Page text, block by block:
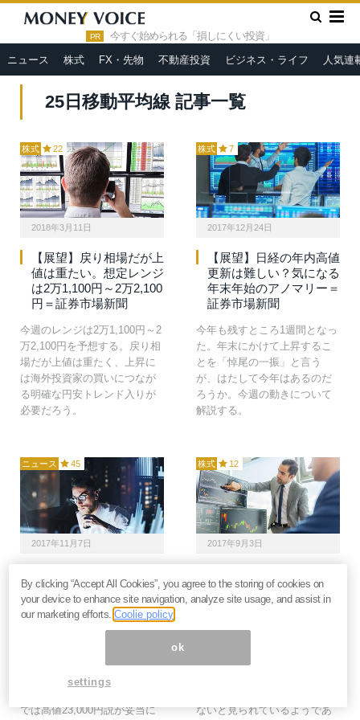
PR 今すぐ始められる「損しにくい投資」
ニュース 株式 FX・先物 不動産投資 ビジネス・ライフ 人気連
HOME » 25日移動平均線
25日移動平均線 記事一覧
株式 22
2018年3月11日
【展望】戻り相場だが上
値は重たい。想定レンジ
は2万1,100円～2万2,100
円＝証券市場新聞
今週のレンジは2万1,100円～2
万2,100円を予想する。戻り相
場だが上値は重たく、上昇に
は海外投資家の買いにつなが
る明確な円安トレンド入りが
必要だろう。
株式 7
2017年12月24日
【展望】日経の年内高値
更新は難しい？気になる
年末年始のアノマリー＝
証券市場新聞
今年も残すところ1週間となっ
た。年末にかけて上昇するこ
とを「悼尾の一振」と言う
が、はたして今年はあるのだ
ろうか。今週の動きについて
解説する。
ニュース 45
2017年11月7日
る「日経平均2万3000円
限界説」ともう1つの可
能性＝山崎和邦
越して、世界株高と肩を並べ
では高値23,000円説が妥当に
株式 12
2017年9月3日
スルーする日経平均株価
は自立反発の限界点へ＝
ないと見られているようであ
By clicking “Accept All Cookies”, you agree to the storing of cookies on
your device to enhance site navigation, analyze site usage, and assist in
our marketing efforts.Coolie policy
ok
settings